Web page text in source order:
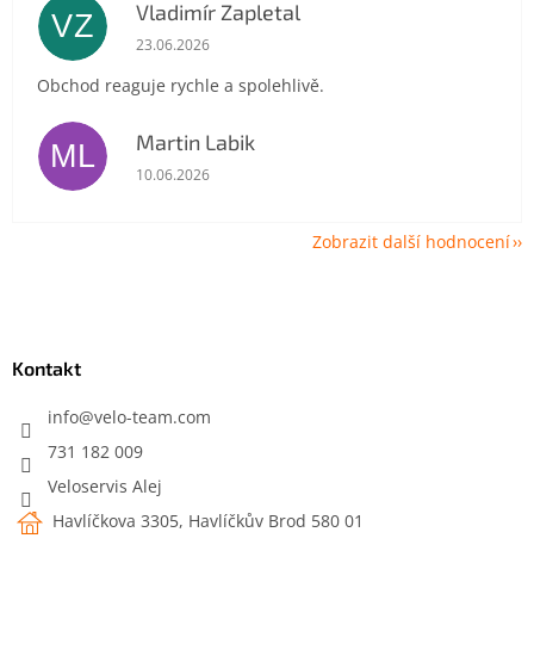
VZ Vladimír Zapletal
Hodnocení obchodu je 5 z 5 hvězdiček.
23.06.2026
Obchod reaguje rychle a spolehlivě.
ML Martin Labik
Hodnocení obchodu je 5 z 5 hvězdiček.
10.06.2026
Zobrazit další hodnocení
Kontakt
info@velo-team.com
731 182 009
Veloservis Alej
Havlíčkova 3305, Havlíčkův Brod 580 01